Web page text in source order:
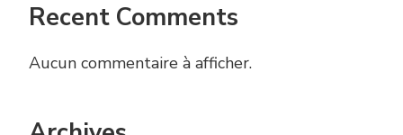
Recent Comments
Aucun commentaire à afficher.